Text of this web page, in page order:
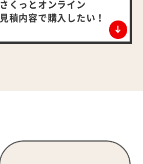
さくっとオンライン
見積内容で購入したい！